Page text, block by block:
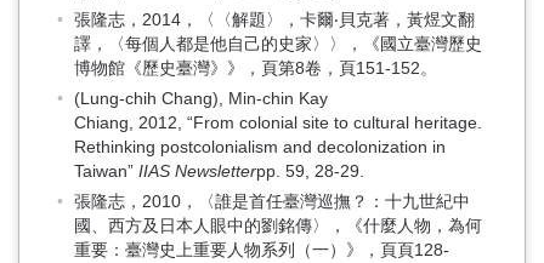
張隆志，2014，〈〈解題〉，卡爾‧貝克著，黃煜文翻
譯，〈每個人都是他自己的史家〉〉，《國立臺灣歷史
博物館《歷史臺灣》》，頁第8卷，頁151-152。
(Lung-chih Chang), Min-chin Kay
Chiang, 2012, “From colonial site to cultural heritage.
Rethinking postcolonialism and decolonization in
Taiwan” IIAS Newsletterpp. 59, 28-29.
張隆志，2010，〈誰是首任臺灣巡撫？：十九世紀中
國、西方及日本人眼中的劉銘傳〉，《什麼人物，為何
重要：臺灣史上重要人物系列（一）》，頁頁128-